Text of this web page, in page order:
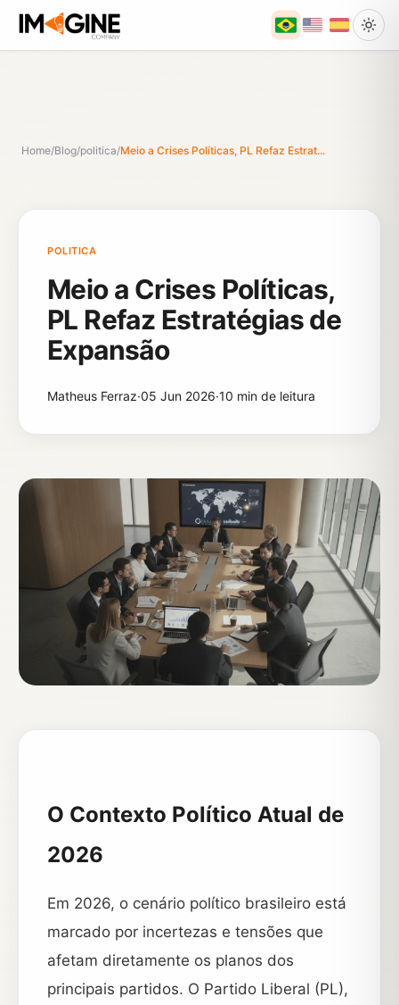
Home/Blog/politica/Meio a Crises Políticas, PL Refaz Estrat...
POLITICA
Meio a Crises Políticas,
PL Refaz Estratégias de
Expansão
Matheus Ferraz·05 Jun 2026·10 min de leitura
O Contexto Político Atual de
2026
Em 2026, o cenário político brasileiro está
marcado por incertezas e tensões que
afetam diretamente os planos dos
principais partidos. O Partido Liberal (PL),